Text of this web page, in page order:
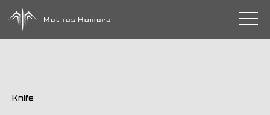
toggle
Knife